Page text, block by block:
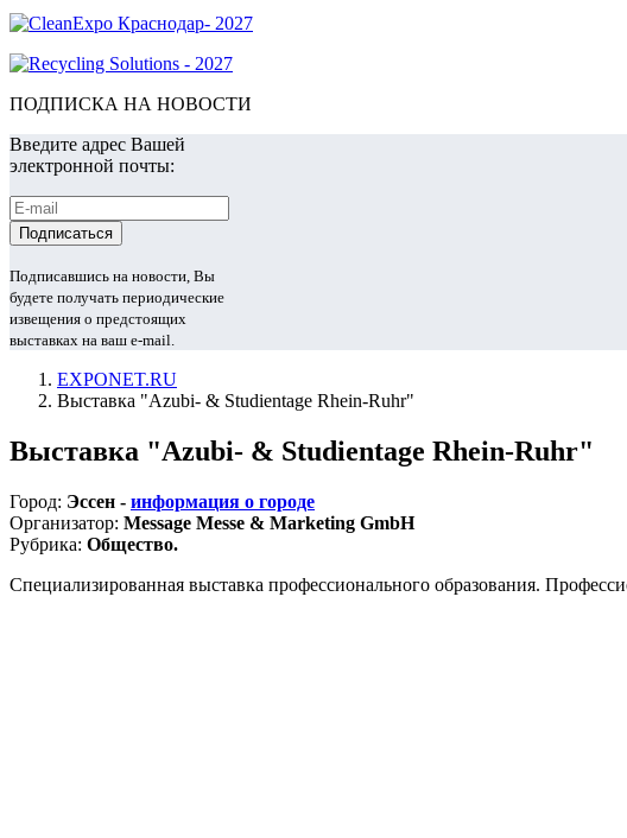
ПОДПИСКА НА НОВОСТИ
Введите адрес Вашей
электронной почты:
Подписавшись на новости, Вы
будете получать периодические
извещения о предстоящих
выставках на ваш e-mail.
EXPONET.RU
Выставка "Azubi- & Studientage Rhein-Ruhr"
Выставка "Azubi- & Studientage Rhein-Ruhr"
Город: Эссен - информация о городе
Организатор: Message Messe & Marketing GmbH
Рубрика: Общество.
Специализированная выставка профессионального образования.